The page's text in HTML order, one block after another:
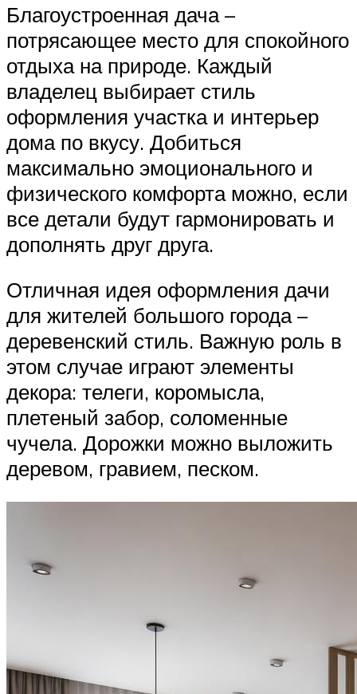
Благоустроенная дача –
потрясающее место для спокойного
отдыха на природе. Каждый
владелец выбирает стиль
оформления участка и интерьер
дома по вкусу. Добиться
максимально эмоционального и
физического комфорта можно, если
все детали будут гармонировать и
дополнять друг друга.
Отличная идея оформления дачи
для жителей большого города –
деревенский стиль. Важную роль в
этом случае играют элементы
декора: телеги, коромысла,
плетеный забор, соломенные
чучела. Дорожки можно выложить
деревом, гравием, песком.